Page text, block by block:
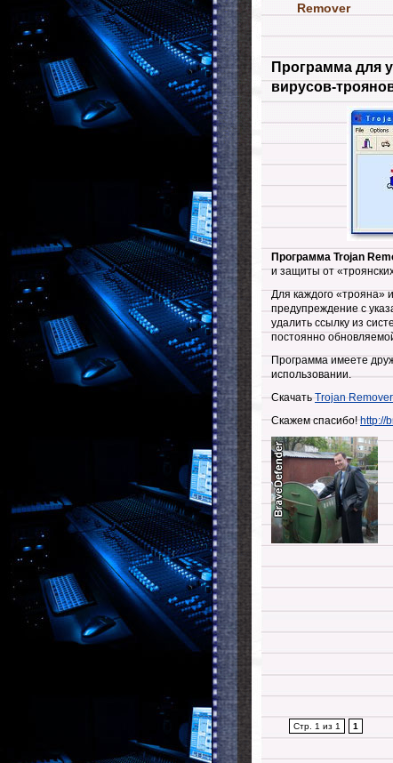
Remover
Программа для
вирусов-
Программа Trojan
и защиты от
Для каждого «трояна»
предупреждение с
удалить ссылку из
постоянно
Программа имеете
использовании.
СкачатьTrojan
Скажем спасибо!http://
Стр. 1 из 1 1